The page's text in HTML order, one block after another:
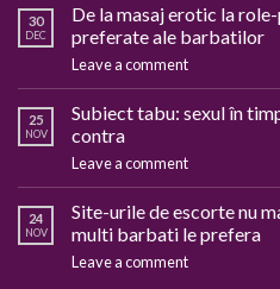
30
DEC
De la masaj erotic la
preferate ale barbatilor
Leave a comment
25
NOV
Subiect tabu: sexul în
contra
Leave a comment
24
NOV
Site-urile de escorte nu
multi barbati le prefera
Leave a comment